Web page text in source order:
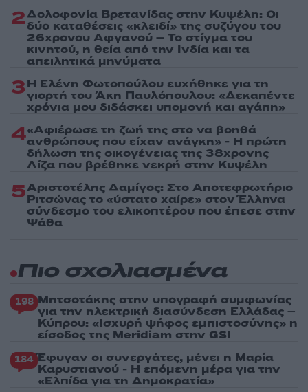
2Δολοφονία Βρετανίδας στην Κυψέλη: Οι
δύο καταθέσεις «κλειδί» της συζύγου του
26χρονου Αφγανού – Το στίγμα του
κινητού, η θεία από την Ινδία και τα
απειλητικά μηνύματα
3Η Ελένη Φωτοπούλου ευχήθηκε για τη
γιορτή του Άκη Παυλόπουλου: «Δεκαπέντε
χρόνια μου διδάσκει υπομονή και αγάπη»
4«Αφιέρωσε τη ζωή της στο να βοηθά
ανθρώπους που είχαν ανάγκη» - Η πρώτη
δήλωση της οικογένειας της 38χρονης
Λίζα που βρέθηκε νεκρή στην Κυψέλη
5Αριστοτέλης Δαμίγος: Στο Αποτεφρωτήριο
Ριτσώνας το «ύστατο χαίρε» στον Έλληνα
σύνδεσμο του ελικοπτέρου που έπεσε στην
Ψάθα
Πιο σχολιασμένα
198 Μητσοτάκης στην υπογραφή συμφωνίας
για την ηλεκτρική διασύνδεση Ελλάδας –
Κύπρου: «Ισχυρή ψήφος εμπιστοσύνης» η
είσοδος της Meridiam στην GSI
184 Έφυγαν οι συνεργάτες, μένει η Μαρία
Καρυστιανού - Η επόμενη μέρα για την
«Ελπίδα για τη Δημοκρατία»